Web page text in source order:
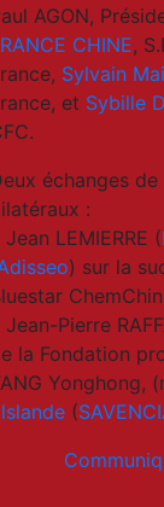
AGON,
CHINE,
Sylvain
et Sybille
échanges
:
Jean LEMIERRE (
) sur la
Jean-Pierre
la Fondation
Yonghong,
(